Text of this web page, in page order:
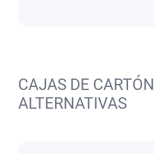
CAJAS DE CARTÓN
ALTERNATIVAS